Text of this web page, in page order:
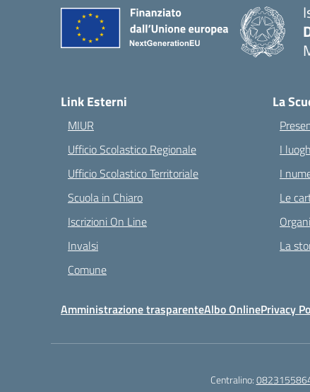
Link Esterni
MIUR
Ufficio Scolastico Regionale
Ufficio Scolastico Territoriale
Scuola in Chiaro
Iscrizioni On Line
Invalsi
Comune
La
I
I
Le
La
Amministrazione trasparenteAlbo OnlinePrivacy
Centralino: